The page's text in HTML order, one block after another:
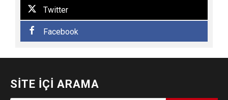
Twitter
Facebook
SITE İÇI ARAMA